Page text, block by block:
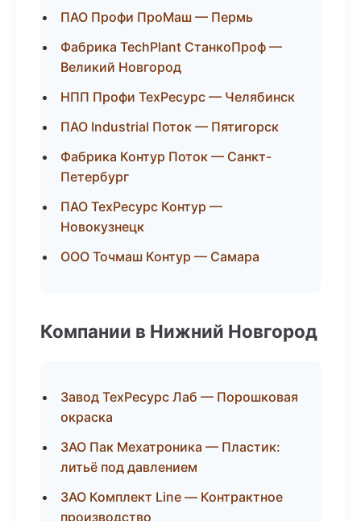
ПАО Профи ПроМаш — Пермь
Фабрика TechPlant СтанкоПроф —
Великий Новгород
НПП Профи ТехРесурс — Челябинск
ПАО Industrial Поток — Пятигорск
Фабрика Контур Поток — Санкт-
Петербург
ПАО ТехРесурс Контур —
Новокузнецк
ООО Точмаш Контур — Самара
Компании в Нижний Новгород
Завод ТехРесурс Лаб — Порошковая
окраска
ЗАО Пак Мехатроника — Пластик:
литьё под давлением
ЗАО Комплект Line — Контрактное
производство